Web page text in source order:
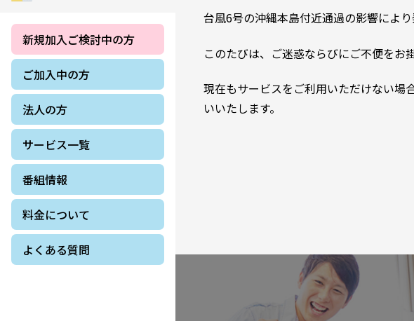
新規加入ご検討中の方
ご加入中の方
法人の方
サービス一覧
番組情報
料金について
よくある質問
台風6号の沖縄本島付近通過の影響によ
このたびは、ご迷惑ならびにご不便をお
現在もサービスをご利用いただけない場
いいたします。